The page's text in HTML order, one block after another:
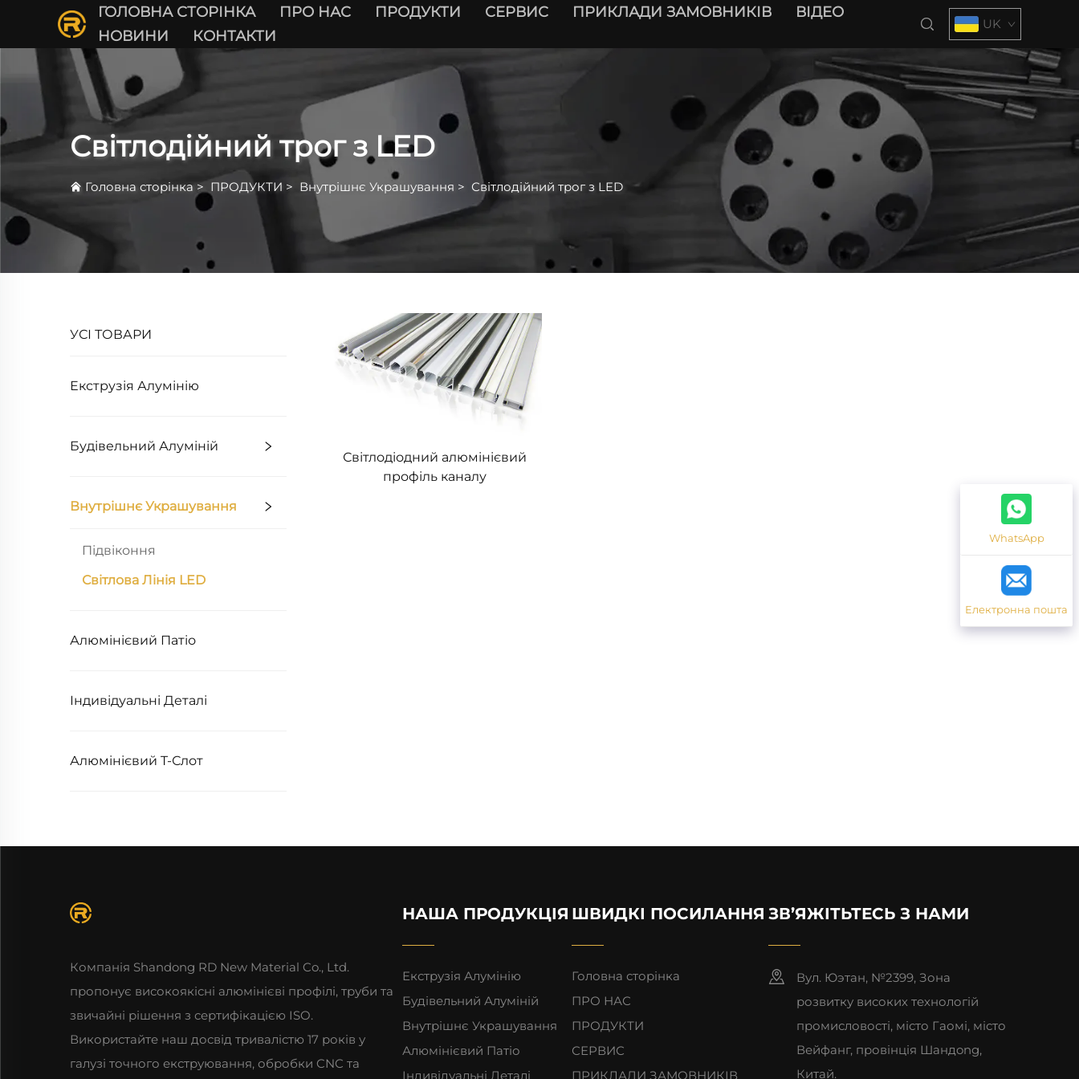
ГОЛОВНА СТОРІНКА ПРО НАС ПРОДУКТИ СЕРВИС ПРИКЛАДИ ЗАМОВНИКІВ
ВІДЕО
НОВИНИ
КОНТАКТИ
UK
Світлодійний трог з LED
Головна сторінка> ПРОДУКТИ > Внутрішнє Украшування > Світлодійний трог з LED
УСІ ТОВАРИ
Екструзія Алумінію
Будівельний Алуміній
Внутрішнє Украшування
Підвіконня
Світлова Лінія LED
Алюмінієвий Патіо
Індивідуальні Деталі
Алюмінієвий T-Слот
Світлодіодний алюмінієвий
профіль каналу
WhatsApp
Електронна пошта
Компанія Shandong RD New Material Co., Ltd.
пропонує високоякісні алюмінієві профілі, труби та
звичайні рішення з сертифікацією ISO.
Використайте наш досвід тривалістю 17 років у
галузі точного екструювання, обробки CNC та
НАША ПРОДУКЦІЯ
Екструзія Алумінію
Будівельний Алуміній
Внутрішнє Украшування
Алюмінієвий Патіо
Індивідуальні Деталі
ШВИДКІ ПОСИЛАННЯ
Головна сторінка
ПРО НАС
ПРОДУКТИ
СЕРВИС
ПРИКЛАДИ ЗАМОВНИКІВ
ЗВ’ЯЖІТЬТЕСЬ З НАМИ
Вул. Юэтан, №2399, Зона
розвитку високих технологій
промисловості, місто Гаомі, місто
Вейфанг, провінція Шандong,
Китай.